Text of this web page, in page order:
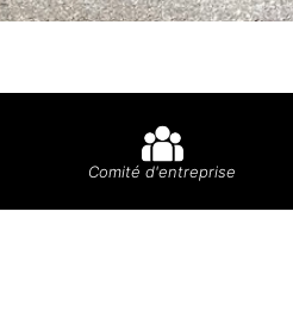
Comité d'entreprise